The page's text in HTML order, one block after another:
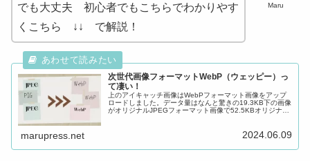
Maru
でも大丈夫 初心者でもこちらでわかりやす
くこちら ↓↓ で解説！
次世代画像フォーマットWebP（ウェッピー）っ
て凄い！
上のアイキャッチ画像はWebPフォーマット画像をアップ
ロードしました。データ量はなんと驚きの19.3KB下の画像
がオリジナルJPEGフォーマット画像で52.5KBオリジナル
marupress.net 2024.06.09